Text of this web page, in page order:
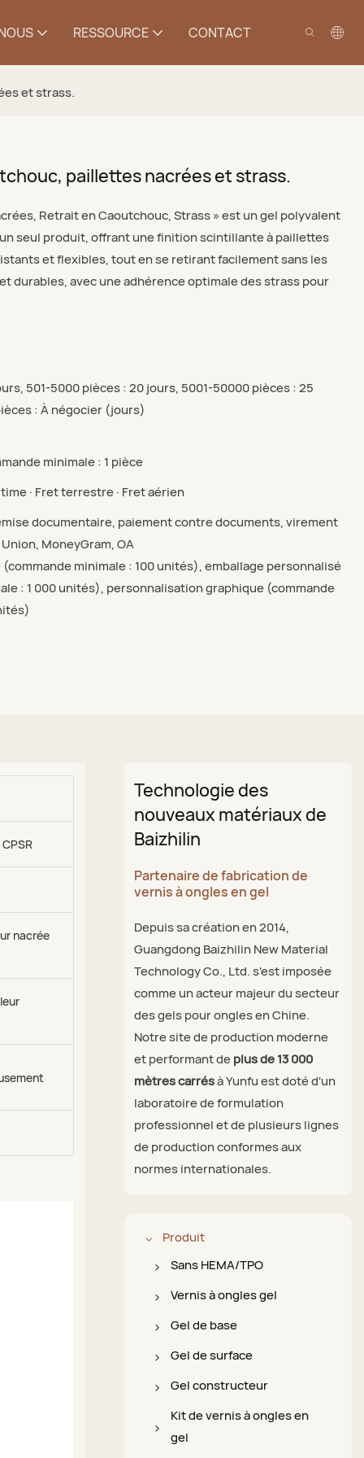
RESSOURCE CONTACT
et strass.
paillettes nacrées et strass.
Retrait en Caoutchouc, Strass » est un gel polyvalent
seul produit, offrant une finition scintillante à paillettes
et flexibles, tout en se retirant facilement sans les
durables, avec une adhérence optimale des strass pour
501-5000 pièces : 20 jours, 5001-50000 pièces : 25
: À négocier (jours)
minimale : 1 pièce
· Fret terrestre · Fret aérien
documentaire, paiement contre documents, virement
MoneyGram, OA
minimale : 100 unités), emballage personnalisé
: 1 000 unités), personnalisation graphique (commande
nacrée
Technologie des
nouveaux matériaux de
Baizhilin
Partenaire de fabrication de
vernis à ongles en gel
Depuis sa création en 2014,
Guangdong Baizhilin New Material
Technology Co., Ltd. s'est imposée
comme un acteur majeur du secteur
des gels pour ongles en Chine.
Notre site de production moderne
et performant deplus de 13 000
mètres carrésà Yunfu est doté d'un
laboratoire de formulation
professionnel et de plusieurs lignes
de production conformes aux
normes internationales.
Produit
Sans HEMA/TPO
Vernis gel sans
HEMA/TPO
Vernis à ongles gel
Vernis gel coloré
Vernis gel œil de chat
Vernis à ongles gel
Vernis à ongles gel
Gel de base
Couche de base 4 en 1
Base pour ongles sans
Vernis à ongles gel Ace
Gel de surface
Vernis de finition ultra
Vernis de finition mat
Gel constructeur
Constructeur en
bouteille
Kit de vernis à ongles en
gel